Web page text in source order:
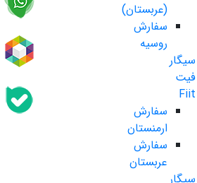
(عربستان)
سفارش
روسیه
سیگار
فیت
Fiit
سفارش
ارمنستان
سفارش
عربستان
سیگار